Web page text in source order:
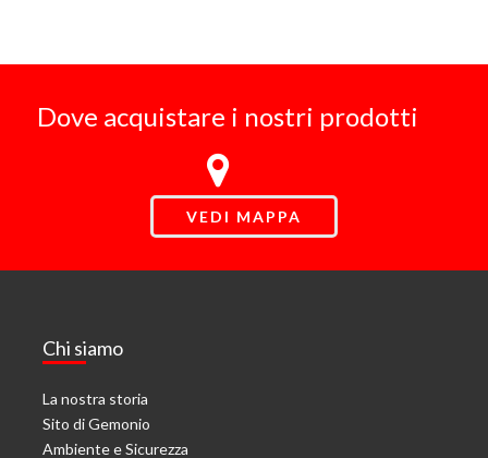
Dove acquistare i nostri prodotti
VEDI MAPPA
Chi siamo
La nostra storia
Sito di Gemonio
Ambiente e Sicurezza